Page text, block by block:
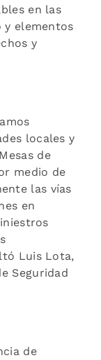
en las
y elementos
y
locales y
de
medio de
las vías
en
Luis Lota,
Seguridad
de